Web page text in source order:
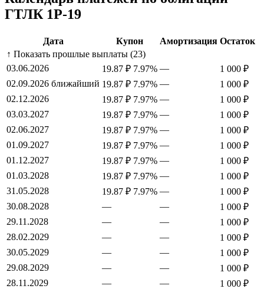
ГТЛК 1P-19
Дата Купон Амортизация Остаток
↑ Показать прошлые выплаты (23)
03.06.2026
19.87 ₽ 7.97% —
1 000 ₽
02.09.2026 ближайший 19.87 ₽ 7.97% —
1 000 ₽
02.12.2026
19.87 ₽ 7.97% —
1 000 ₽
03.03.2027
19.87 ₽ 7.97% —
1 000 ₽
02.06.2027
19.87 ₽ 7.97% —
1 000 ₽
01.09.2027
19.87 ₽ 7.97% —
1 000 ₽
01.12.2027
19.87 ₽ 7.97% —
1 000 ₽
01.03.2028
19.87 ₽ 7.97% —
1 000 ₽
31.05.2028
19.87 ₽ 7.97% —
1 000 ₽
30.08.2028
— —
1 000 ₽
29.11.2028
— —
1 000 ₽
28.02.2029
— —
1 000 ₽
30.05.2029
— —
1 000 ₽
29.08.2029
— —
1 000 ₽
28.11.2029
— —
1 000 ₽